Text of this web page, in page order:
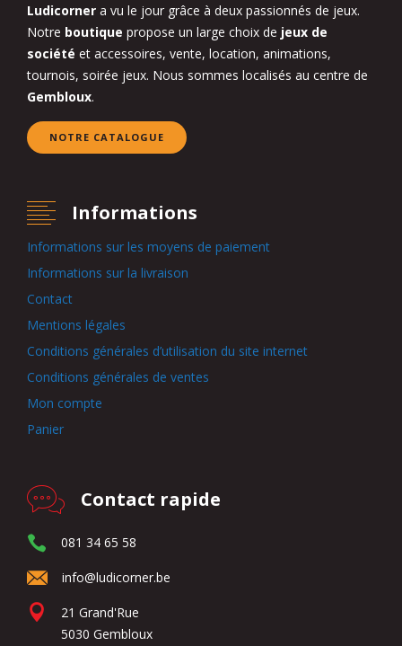
Ludicorner a vu le jour grâce à deux passionnés de jeux.
Notre boutique propose un large choix de jeux de
société et accessoires, vente, location, animations,
tournois, soirée jeux. Nous sommes localisés au centre de
Gembloux.
NOTRE CATALOGUE
Informations
Informations sur les moyens de paiement
Informations sur la livraison
Contact
Mentions légales
Conditions générales d’utilisation du site internet
Conditions générales de ventes
Mon compte
Panier
Contact rapide
081 34 65 58
info@ludicorner.be
21 Grand'Rue
5030 Gembloux